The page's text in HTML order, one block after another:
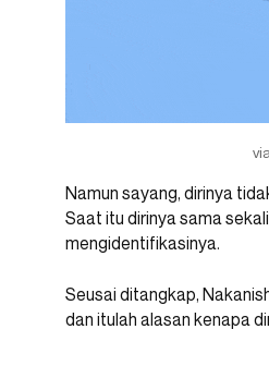
Namun sayang, dirinya
Saat itu dirinya sama
mengidentifikasinya.
Seusai ditangkap,
dan itulah alasan kenapa